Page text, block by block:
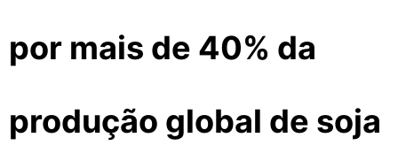
por mais de 40% da
produção global de soja